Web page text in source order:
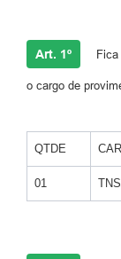
Art. 1º
o cargo de
​QTDE
01